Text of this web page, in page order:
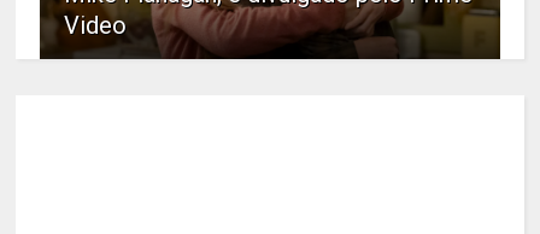
Video